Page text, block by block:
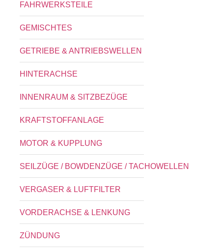
FAHRWERKSTEILE
GEMISCHTES
GETRIEBE & ANTRIEBSWELLEN
HINTERACHSE
INNENRAUM & SITZBEZÜGE
KRAFTSTOFFANLAGE
MOTOR & KUPPLUNG
SEILZÜGE / BOWDENZÜGE / TACHOWELLEN
VERGASER & LUFTFILTER
VORDERACHSE & LENKUNG
ZÜNDUNG